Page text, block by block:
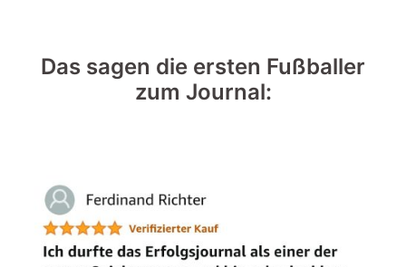
Das sagen die ersten Fußballer
zum Journal: